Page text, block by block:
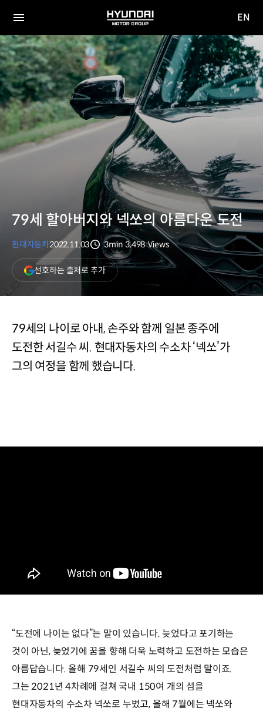
전체
메뉴
HYUNDAI
MOTOR
GROUP
사이
이동
EN
79세 할아버지와 넥쏘의 아름다운 도전
현대자동차2022.11.03
분량
3min
조회수
3,498 Views
선호하는 출처로 추가(새
창
열림)
79세의 나이로 아내, 손주와 함께 일본 종주에
도전한 서길수 씨. 현대자동차의 수소차 ‘넥쏘’가
그의 여정을 함께 했습니다.
“도전에 나이는 없다”는 말이 있습니다. 늦었다고 포기하는
것이 아닌, 늦었기에 꿈을 향해 더욱 노력하고 도전하는 모습은
아름답습니다. 올해 79세인 서길수 씨의 도전처럼 말이죠.
그는 2021년 4차례에 걸쳐 국내 150여 개의 섬을
현대자동차의 수소차 넥쏘로 누볐고, 올해 7월에는 넥쏘와